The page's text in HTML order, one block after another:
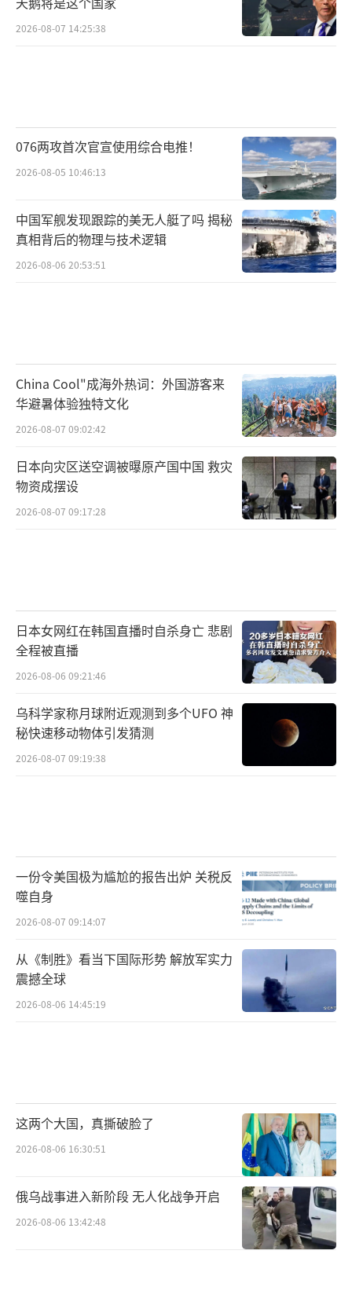
2026-08-07 14:25:38
076两攻首次官宣使用综合电推！
2026-08-05 10:46:13
中国军舰发现跟踪的美无人艇了吗 揭秘
真相背后的物理与技术逻辑
2026-08-06 20:53:51
China Cool"成海外热词：外国游客来
华避暑体验独特文化
2026-08-07 09:02:42
日本向灾区送空调被曝原产国中国 救灾
物资成摆设
2026-08-07 09:17:28
日本女网红在韩国直播时自杀身亡 悲剧
全程被直播
2026-08-06 09:21:46
乌科学家称月球附近观测到多个UFO 神
秘快速移动物体引发猜测
2026-08-07 09:19:38
一份令美国极为尴尬的报告出炉 关税反
噬自身
2026-08-07 09:14:07
从《制胜》看当下国际形势 解放军实力
震撼全球
2026-08-06 14:45:19
这两个大国，真撕破脸了
2026-08-06 16:30:51
俄乌战事进入新阶段 无人化战争开启
2026-08-06 13:42:48